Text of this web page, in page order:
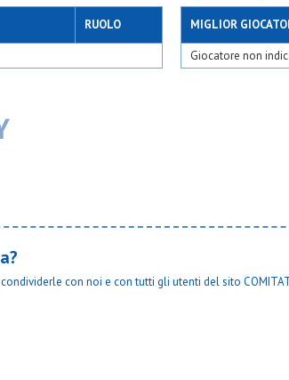
RUOLO MIGLIOR
Giocatore non
con noi e con tutti gli utenti del sito COMITATO